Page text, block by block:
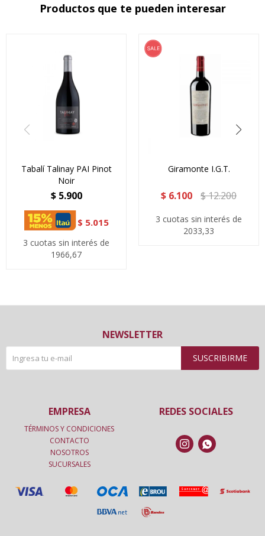
Productos que te pueden interesar
Tabalí Talinay PAI Pinot
Noir
$ 5.900
$ 5.015
3 cuotas sin interés de
1966,67
Giramonte I.G.T.
$ 6.100 $12.200
3 cuotas sin interés de
2033,33
NEWSLETTER
SUSCRIBIRME
REDES SOCIALES
 
EMPRESA
TÉRMINOS Y CONDICIONES
CONTACTO
NOSOTROS
SUCURSALES